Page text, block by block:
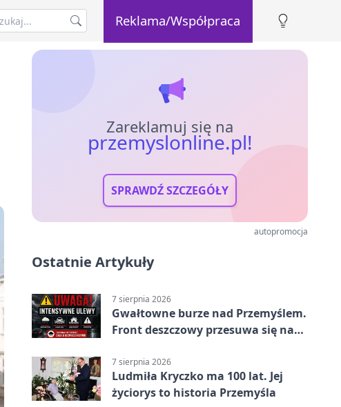
Reklama/Współpraca
Zareklamuj się na
przemyslonline.pl!
SPRAWDŹ SZCZEGÓŁY
autopromocja
Ostatnie Artykuły
7 sierpnia 2026
Gwałtowne burze nad Przemyślem.
Front deszczowy przesuwa się na
7 sierpnia 2026
Ludmiła Kryczko ma 100 lat. Jej
życiorys to historia Przemyśla